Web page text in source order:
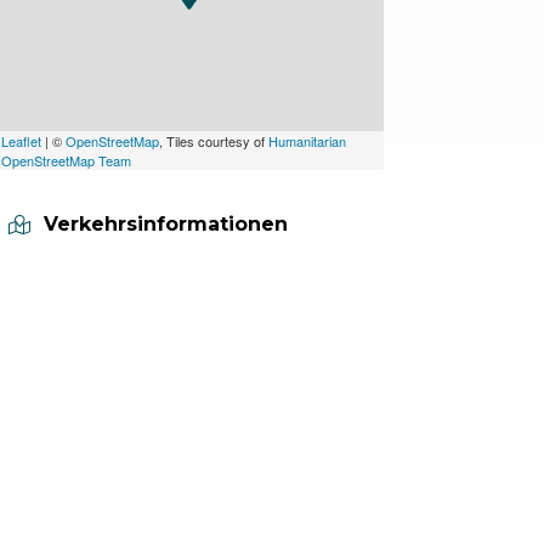
Leaflet | ©OpenStreetMap, Tiles courtesy of Humanitarian
OpenStreetMap Team
Verkehrsinformationen